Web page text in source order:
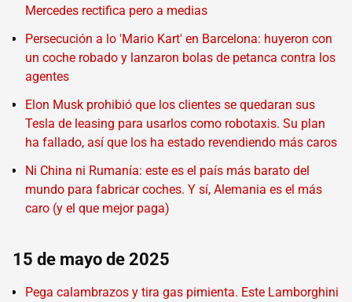
Mercedes rectifica pero a medias
Persecución a lo 'Mario Kart' en Barcelona: huyeron con
un coche robado y lanzaron bolas de petanca contra los
agentes
Elon Musk prohibió que los clientes se quedaran sus
Tesla de leasing para usarlos como robotaxis. Su plan
ha fallado, así que los ha estado revendiendo más caros
Ni China ni Rumanía: este es el país más barato del
mundo para fabricar coches. Y sí, Alemania es el más
caro (y el que mejor paga)
15 de mayo de 2025
Pega calambrazos y tira gas pimienta. Este Lamborghini